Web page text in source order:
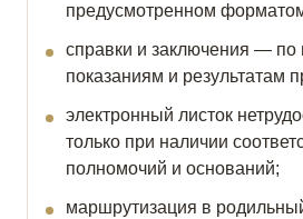
предусмотренном
справки и заключения — по
показаниям и результатам
электронный листок
только при наличии
полномочий и оснований;
маршрутизация в